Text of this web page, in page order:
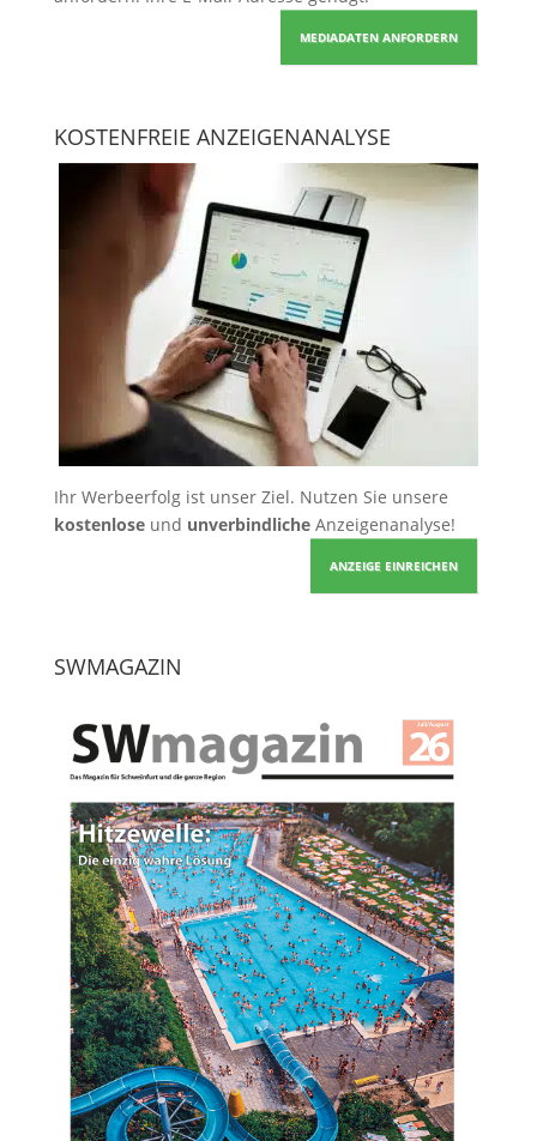
MEDIADATEN ANFORDERN
KOSTENFREIE ANZEIGENANALYSE
Ihr Werbeerfolg ist unser Ziel. Nutzen Sie unsere
kostenloseund unverbindlicheAnzeigenanalyse!
ANZEIGE EINREICHEN
SWMAGAZIN